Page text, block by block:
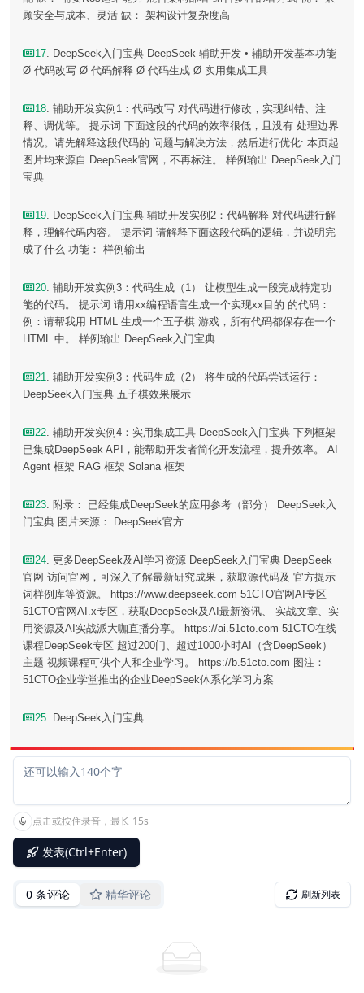
顾安全与成本、灵活 缺： 架构设计复杂度高
17. DeepSeek入门宝典 DeepSeek 辅助开发 • 辅助开发基本功能
Ø 代码改写 Ø 代码解释 Ø 代码生成 Ø 实用集成工具
18. 辅助开发实例1：代码改写 对代码进行修改，实现纠错、注
释、调优等。 提示词 下面这段的代码的效率很低，且没有 处理边界
情况。请先解释这段代码的 问题与解决方法，然后进行优化: 本页起
图片均来源自 DeepSeek官网，不再标注。 样例输出 DeepSeek入门
宝典
19. DeepSeek入门宝典 辅助开发实例2：代码解释 对代码进行解
释，理解代码内容。 提示词 请解释下面这段代码的逻辑，并说明完
成了什么 功能： 样例输出
20. 辅助开发实例3：代码生成（1） 让模型生成一段完成特定功
能的代码。 提示词 请用xx编程语言生成一个实现xx目的 的代码：
例：请帮我用 HTML 生成一个五子棋 游戏，所有代码都保存在一个
HTML 中。 样例输出 DeepSeek入门宝典
21. 辅助开发实例3：代码生成（2） 将生成的代码尝试运行：
DeepSeek入门宝典 五子棋效果展示
22. 辅助开发实例4：实用集成工具 DeepSeek入门宝典 下列框架
已集成DeepSeek API，能帮助开发者简化开发流程，提升效率。 AI
Agent 框架 RAG 框架 Solana 框架
23. 附录： 已经集成DeepSeek的应用参考（部分） DeepSeek入
门宝典 图片来源： DeepSeek官方
24. 更多DeepSeek及AI学习资源 DeepSeek入门宝典 DeepSeek
官网 访问官网，可深入了解最新研究成果，获取源代码及 官方提示
词样例库等资源。 https://www.deepseek.com 51CTO官网AI专区
51CTO官网AI.x专区，获取DeepSeek及AI最新资讯、 实战文章、实
用资源及AI实战派大咖直播分享。 https://ai.51cto.com 51CTO在线
课程DeepSeek专区 超过200门、超过1000小时AI（含DeepSeek）
主题 视频课程可供个人和企业学习。 https://b.51cto.com 图注：
51CTO企业学堂推出的企业DeepSeek体系化学习方案
25. DeepSeek入门宝典